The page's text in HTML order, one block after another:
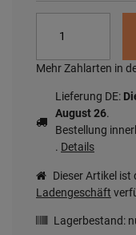
Mehr Zahlarten in
Lieferung DE:
August 26.
Bestellung
. Details
Dieser Artikel ist
Ladengeschäft
Lagerbestand: